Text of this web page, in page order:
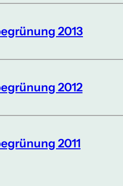
2013
2012
2011